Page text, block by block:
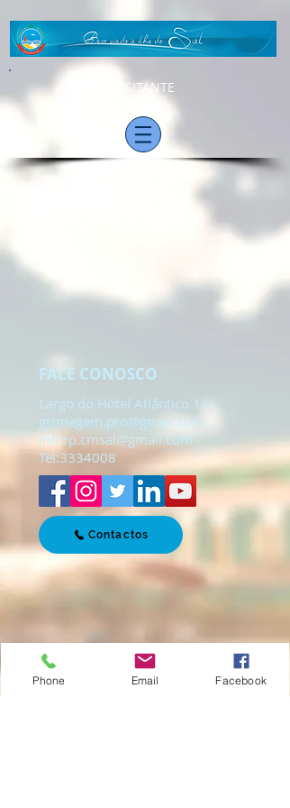
VISITANTE
FALE CONOSCO
Largo do Hotel Atlântico 141.
gcimagem.pro@gmail.com
inforp.cmsal@gmail.com
Tel:3334008
Contactos
Phone Email Facebook